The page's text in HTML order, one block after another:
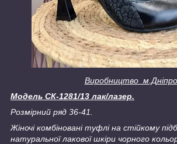
Виробництво м.Дніпро
Модель СК-1281/13 лак/лазер.
Розмірний ряд 36-41.
Жіночі комбіновані туфлі на стійкому
натуральної лакової шкіри чорного